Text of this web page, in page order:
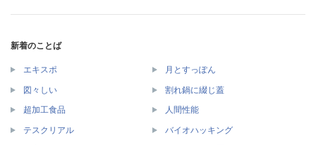
新着のことば
エキスポ 月とすっぽん
図々しい 割れ鍋に綴じ蓋
超加工食品 人間性能
テスクリアル バイオハッキング